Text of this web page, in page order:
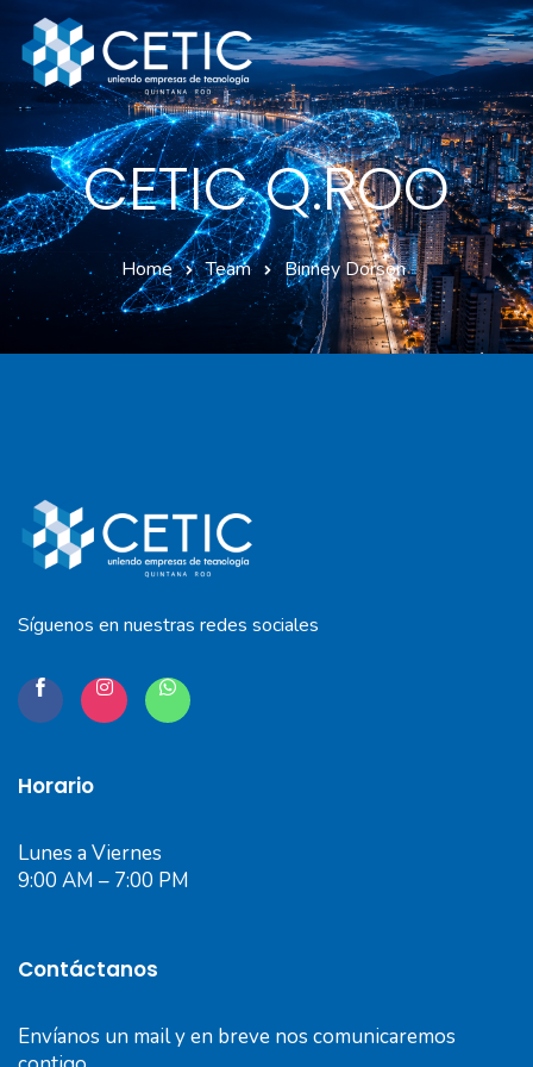
Inicio
Nosotros
Servicios
Afiliados
Convenciones
CETIC Q.ROO
Home Team Binney Dorson
Síguenos en nuestras redes sociales
Horario
Lunes a Viernes
9:00 AM – 7:00 PM
Contáctanos
Envíanos un mail y en breve nos comunicaremos